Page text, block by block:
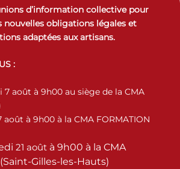
d’information collective pour
nouvelles obligations légales et
adaptées aux artisans.
:
7 août à 9h00 au siège de la CMA
août à 9h00 à la CMA FORMATION
21 août à 9h00 à la CMA
Gilles-les-Hauts)